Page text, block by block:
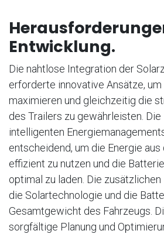
Entwicklung.
Die nahtlose Integration der
erforderte innovative Ansätze, um
maximieren und gleichzeitig die
des Trailers zu gewährleisten.
intelligenten
entscheidend, um die Energie
effizient zu nutzen und die
optimal zu laden. Die
die Solartechnologie und die
Gesamtgewicht des Fahrzeugs.
sorgfältige Planung und